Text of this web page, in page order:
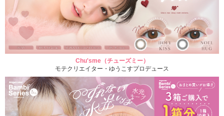
Chu'sme（チューズミー）
モテクリエイター・ゆうこすプロデュース